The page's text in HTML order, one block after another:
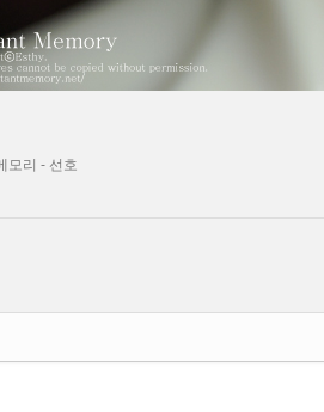
모리 - 선호